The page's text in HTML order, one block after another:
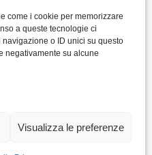
come i cookie per memorizzare
a queste tecnologie ci
o ID unici su questo
negativamente su alcune
Visualizza le preferenze